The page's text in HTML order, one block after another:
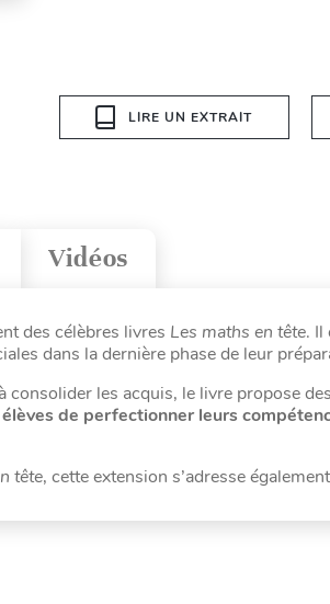
LIRE UN EXTRAIT
Vidéos
des célèbres livres Les maths en tête. Il
dans la dernière phase de leur
consolider les acquis, le livre propose des
de perfectionner leurs
tête, cette extension s’adresse